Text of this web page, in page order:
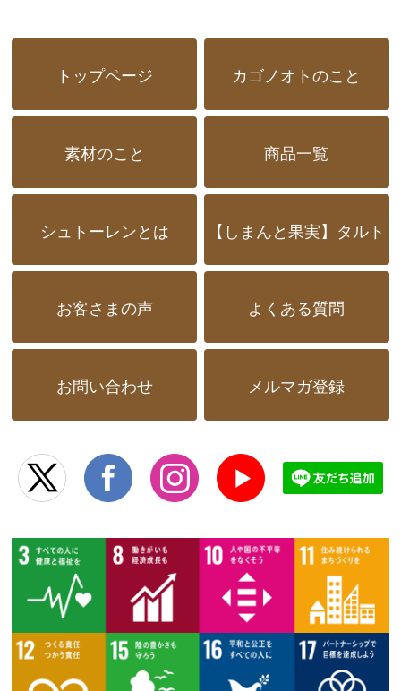
トップページ カゴノオトのこと
素材のこと 商品一覧
シュトーレンとは 【しまんと果実】タルト
お客さまの声 よくある質問
お問い合わせ メルマガ登録